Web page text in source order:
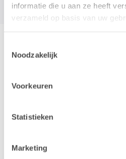
informatie die u aan ze heeft
verzameld op basis van uw
Noodzakelijk
Voorkeuren
Statistieken
Marketing